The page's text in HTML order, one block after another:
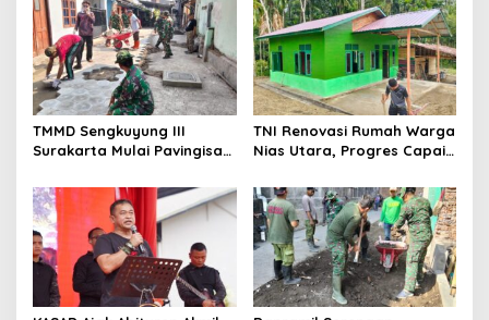
TMMD Sengkuyung III
Surakarta Mulai Pavingisasi
TNI Renovasi Rumah Warga
Nias Utara, Progres Capai